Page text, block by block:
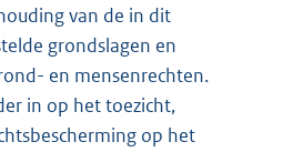
van de in dit
grondslagen en
en mensenrechten.
in op het toezicht,
op het